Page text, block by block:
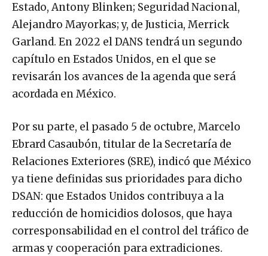
Estado, Antony Blinken; Seguridad Nacional,
Alejandro Mayorkas; y, de Justicia, Merrick
Garland. En 2022 el DANS tendrá un segundo
capítulo en Estados Unidos, en el que se
revisarán los avances de la agenda que será
acordada en México.
Por su parte, el pasado 5 de octubre, Marcelo
Ebrard Casaubón, titular de la Secretaría de
Relaciones Exteriores (SRE), indicó que México
ya tiene definidas sus prioridades para dicho
DSAN: que Estados Unidos contribuya a la
reducción de homicidios dolosos, que haya
corresponsabilidad en el control del tráfico de
armas y cooperación para extradiciones.